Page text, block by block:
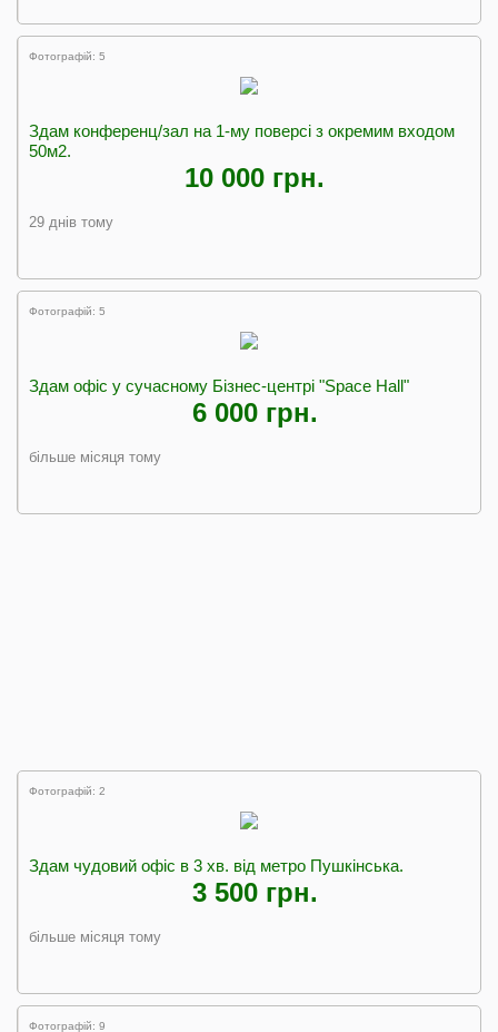
Фотографій: 5
Здам конференц/зал на 1-му поверсі з окремим входом
50м2.
10 000 грн.
29 днів тому
Фотографій: 5
Здам офіс у сучасному Бізнес-центрі "Space Hall"
6 000 грн.
більше місяця тому
Фотографій: 2
Здам чудовий офіс в 3 хв. від метро Пушкінська.
3 500 грн.
більше місяця тому
Фотографій: 9